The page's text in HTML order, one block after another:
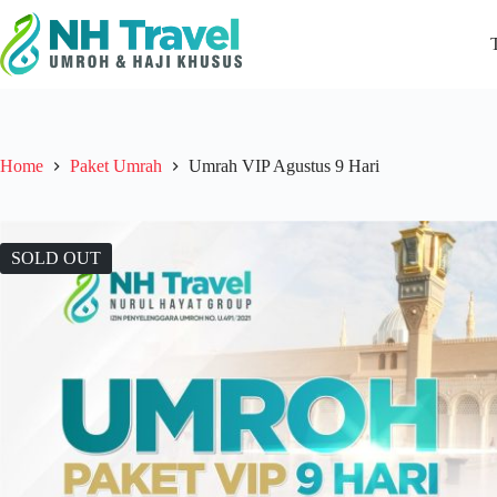
content
Home Paket Umrah Umrah VIP Agustus 9 Hari
SOLD OUT